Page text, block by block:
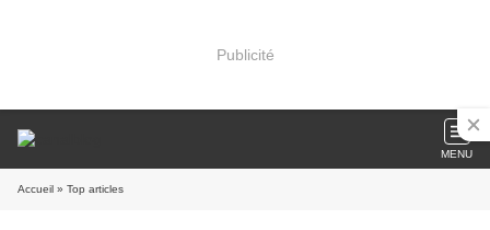
Publicité
MENU
Accueil » Top articles